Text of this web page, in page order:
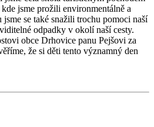
jsme prožili environmentálně a
se také snažili trochu pomoci naší
odpadky v okolí naší cesty.
obce Drhovice panu Pejšovi za
že si děti tento významný den